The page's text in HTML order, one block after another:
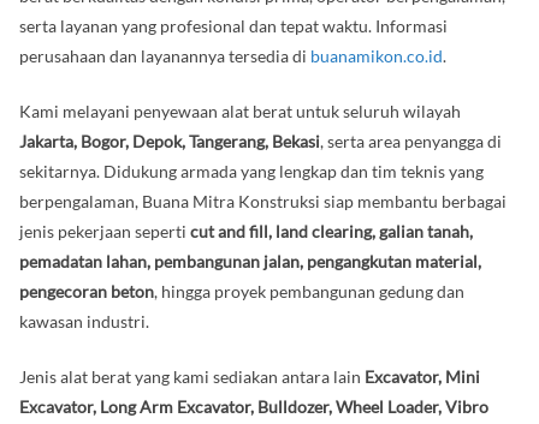
serta layanan yang profesional dan tepat waktu. Informasi
perusahaan dan layanannya tersedia di buanamikon.co.id.
Kami melayani penyewaan alat berat untuk seluruh wilayah
Jakarta, Bogor, Depok, Tangerang, Bekasi, serta area penyangga di
sekitarnya. Didukung armada yang lengkap dan tim teknis yang
berpengalaman, Buana Mitra Konstruksi siap membantu berbagai
jenis pekerjaan seperti cut and fill, land clearing, galian tanah,
pemadatan lahan, pembangunan jalan, pengangkutan material,
pengecoran beton, hingga proyek pembangunan gedung dan
kawasan industri.
Jenis alat berat yang kami sediakan antara lain Excavator, Mini
Excavator, Long Arm Excavator, Bulldozer, Wheel Loader, Vibro